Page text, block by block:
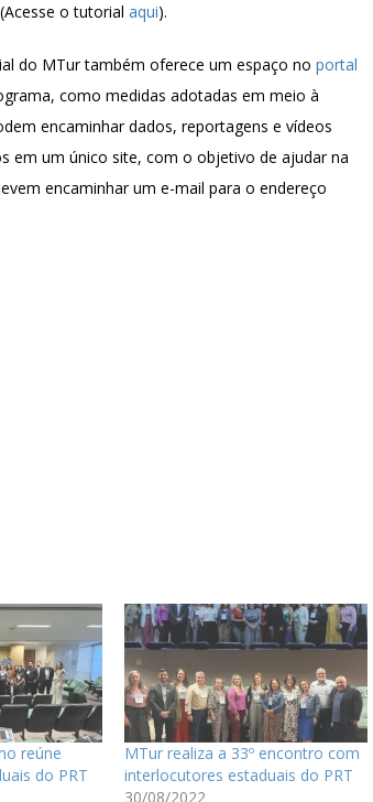
o tutorial aqui).
do MTur também oferece um espaço no portal
como medidas adotadas em meio à
encaminhar dados, reportagens e vídeos
em um único site, com o objetivo de ajudar na
encaminhar um e-mail para o endereço
reúne
do PRT
MTur realiza a 33º encontro com
interlocutores estaduais do PRT
30/08/2022